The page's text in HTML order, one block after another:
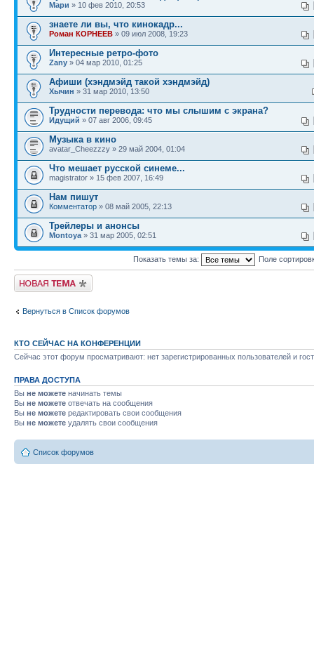
Мари » 10 фев 2010, 20:53
знаете ли вы, что кинокадр...
Роман КОРНЕЕВ » 09 июл 2008, 19:23
Интересные ретро-фото
Zany » 04 мар 2010, 01:25
Афиши (хэндмэйд такой хэндмэйд)
Хычин » 31 мар 2010, 13:50
Трудности перевода: что мы слышим с экрана?
Идущий » 07 авг 2006, 09:45
Музыка в кино
avatar_Cheezzzy » 29 май 2004, 01:04
Что мешает русской синеме...
magistrator » 15 фев 2007, 16:49
Нам пишут
Комментатор » 08 май 2005, 22:13
Трейлеры и анонсы
Montoya » 31 мар 2005, 02:51
Показать темы за: Поле
Новая тема
Вернуться в Список форумов
КТО СЕЙЧАС НА КОНФЕРЕНЦИИ
Сейчас этот форум просматривают: нет зарегистрированных пользователей и
ПРАВА ДОСТУПА
Вы не можете начинать темы
Вы не можете отвечать на сообщения
Вы не можете редактировать свои сообщения
Вы не можете удалять свои сообщения
Список форумов